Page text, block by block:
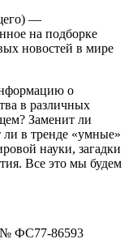
—
на подборке
новостей в мире
о
в различных
Заменит ли
ли в тренде «умные»
науки, загадки
Все это мы будем
№ ФС77-86593